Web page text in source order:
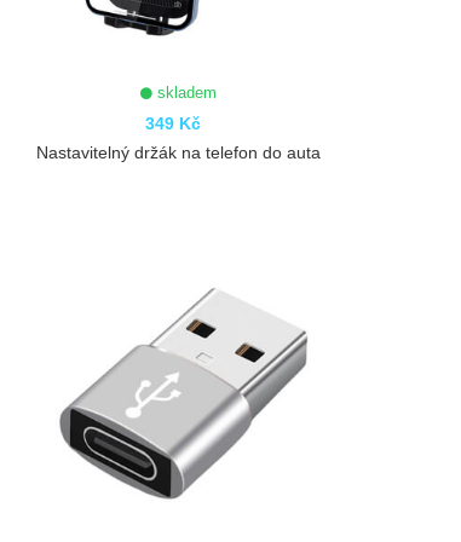
skladem
349 Kč
Nastavitelný držák na telefon do auta